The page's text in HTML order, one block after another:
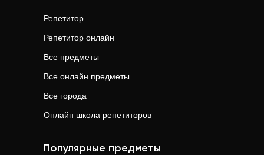
Репетитор
Репетитор онлайн
Все предметы
Все онлайн предметы
Все города
Онлайн школа репетиторов
Популярные предметы